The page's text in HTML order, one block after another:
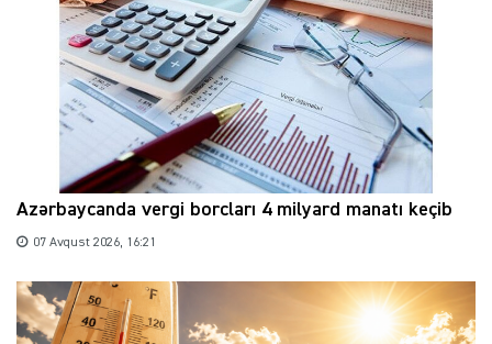
Azərbaycanda vergi borcları 4 milyard manatı keçib
07 Avqust 2026, 16:21